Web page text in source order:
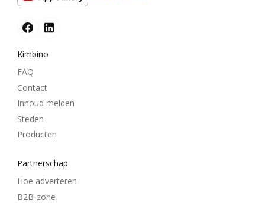
Kimbino
FAQ
Contact
Inhoud melden
Steden
Producten
Partnerschap
Hoe adverteren
B2B-zone